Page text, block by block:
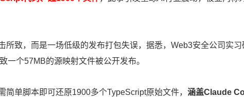
所致，而是一场低级的发布打包失误，据悉，Web3安全公司实习
一个57MB的源映射文件被公开发布。
单脚本即可还原1900多个TypeScript原始文件， 涵盖Claude